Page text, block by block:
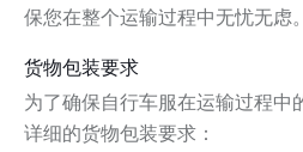
保您在整个运输过程中无忧无虑。
货物包装要求
为了确保自行车服在运输过程中
详细的货物包装要求：